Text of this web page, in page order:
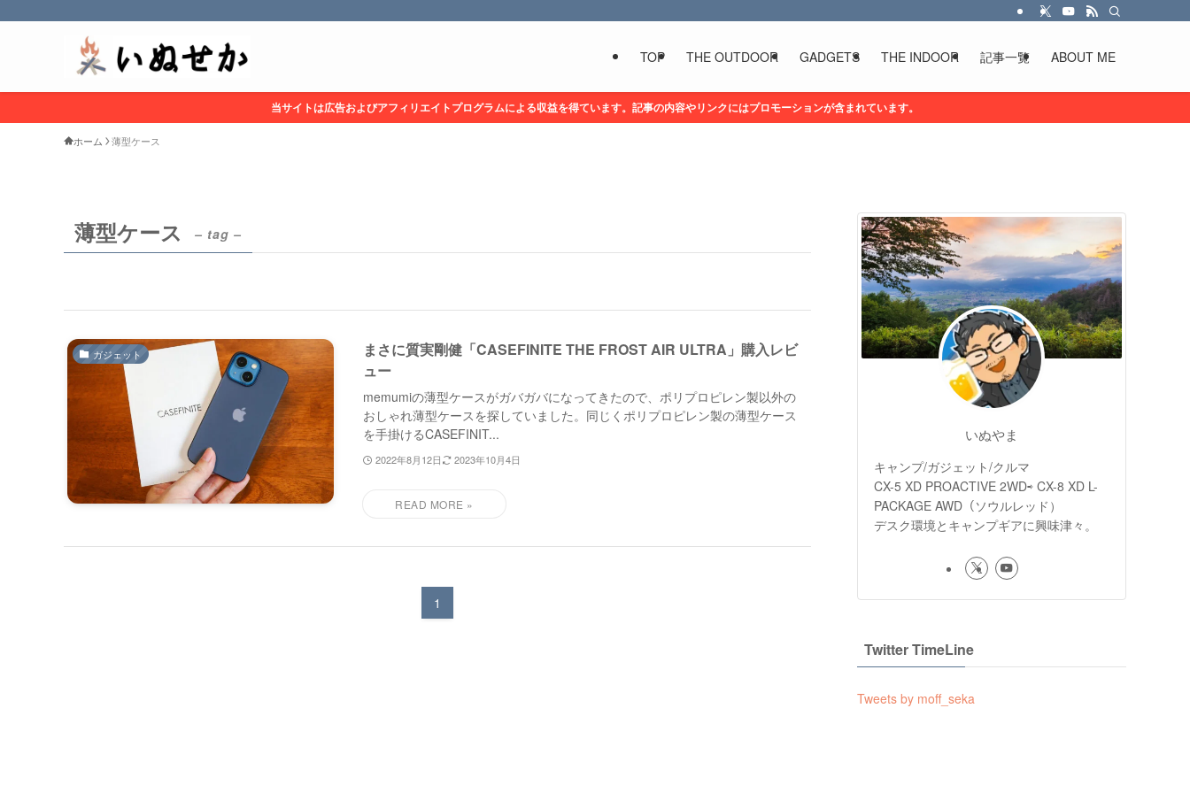
TOP THE OUTDOOR GADGETS THE INDOOR 記事一覧 ABOUT ME
当サイトは広告およびアフィリエイトプログラムによる収益を得ています。記事の内容やリンクにはプロモーションが含まれています。
ホーム 薄型ケース
薄型ケース – tag –
ガジェット
まさに質実剛健「CASEFINITE THE FROST AIR ULTRA」購入レビ
ュー
memumiの薄型ケースがガバガバになってきたので、ポリプロピレン製以外の
おしゃれ薄型ケースを探していました。同じくポリプロピレン製の薄型ケース
を手掛けるCASEFINIT...
2022年8月12日 2023年10月4日
1
いぬやま
キャンプ/ガジェット/クルマ
CX-5 XD PROACTIVE 2WD⇨ CX-8 XD L-
PACKAGE AWD（ソウルレッド）
デスク環境とキャンプギアに興味津々。
Twitter TimeLine
Tweets by moff_seka